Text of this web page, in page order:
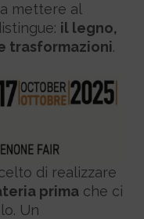
mettere al
il legno,
trasformazioni.
di realizzare
prima che ci
Un